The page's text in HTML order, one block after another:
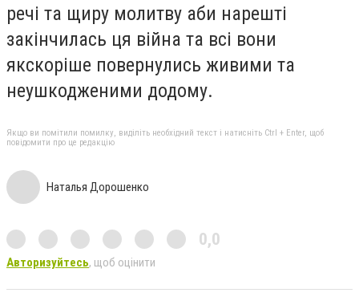
речі та щиру молитву аби нарешті
закінчилась ця війна та всі вони
якскоріше повернулись живими та
неушкодженими додому.
Якщо ви помітили помилку, виділіть необхідний текст і натисніть Ctrl + Enter, щоб
повідомити про це редакцію
Наталья Дорошенко
0,0
Авторизуйтесь, щоб оцінити